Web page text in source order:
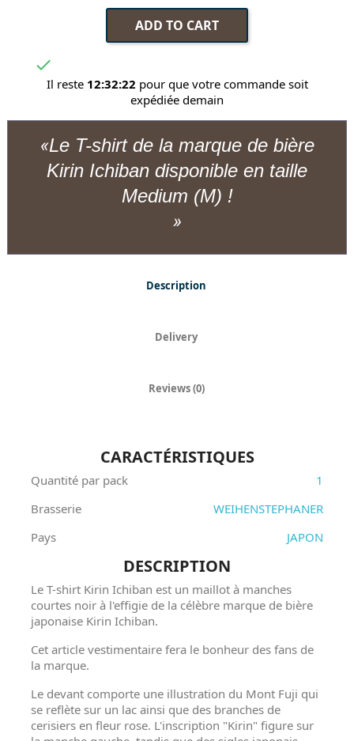
ADD TO CART

Il reste 12:32:22 pour que votre commande soit
expédiée demain
Le T-shirt de la marque de bière
Kirin Ichiban disponible en taille
Medium (M) !
Description
Delivery
Reviews (0)
CARACTÉRISTIQUES
Quantité par pack
1
Brasserie
WEIHENSTEPHANER
Pays
JAPON
DESCRIPTION
Le T-shirt Kirin Ichiban est un maillot à manches
courtes noir à l'effigie de la célèbre marque de bière
japonaise Kirin Ichiban.
Cet article vestimentaire fera le bonheur des fans de
la marque.
Le devant comporte une illustration du Mont Fuji qui
se reflète sur un lac ainsi que des branches de
cerisiers en fleur rose. L'inscription "Kirin" figure sur